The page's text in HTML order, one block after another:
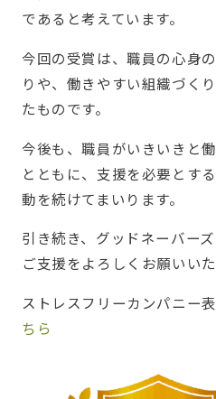
であると考えています。
今回の受賞は、職員の心身
りや、働きやすい組織づく
たものです。
今後も、職員がいきいきと
とともに、支援を必要とす
動を続けてまいります。
引き続き、グッドネーバー
ご支援をよろしくお願いいた
ストレスフリーカンパニー
ちら